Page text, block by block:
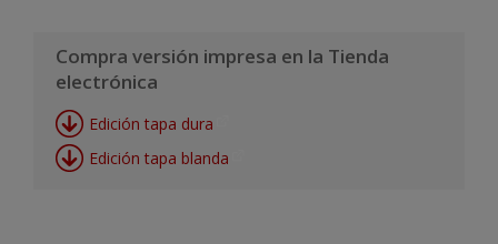
Compra versión impresa en la Tienda
electrónica
Edición tapa dura
Edición tapa blanda